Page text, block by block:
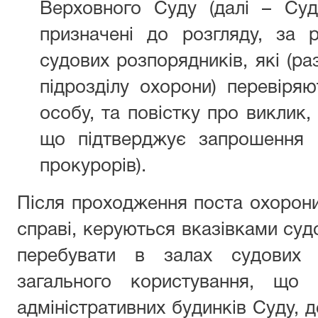
Верховного Суду (далі –
призначені до розгляду, за
судових розпорядників, які
підрозділу охорони)
особу, та повістку про
що підтверджує запрошення
прокурорів).
Після проходження поста
справі, керуються вказівками
перебувати в залах судових
загального користування, що
адміністративних будинків Суду,